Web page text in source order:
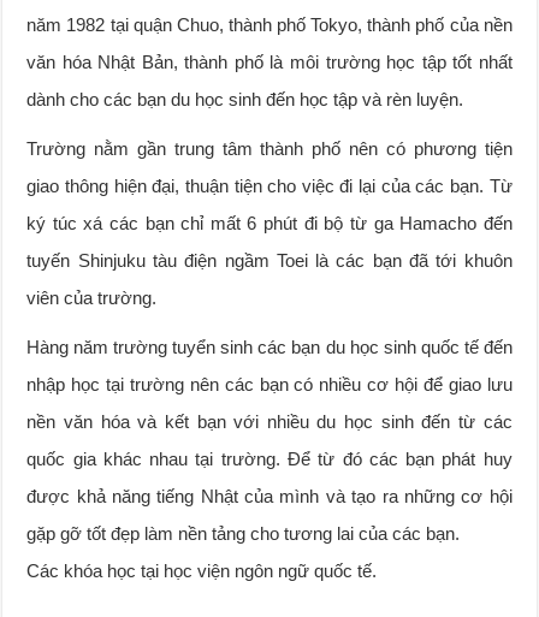
năm 1982 tại quận Chuo, thành phố Tokyo, thành phố của nền
văn hóa Nhật Bản, thành phố là môi trường học tập tốt nhất
dành cho các bạn du học sinh đến học tập và rèn luyện.
Trường nằm gần trung tâm thành phố nên có phương tiện
giao thông hiện đại, thuận tiện cho việc đi lại của các bạn. Từ
ký túc xá các bạn chỉ mất 6 phút đi bộ từ ga Hamacho đến
tuyến Shinjuku tàu điện ngầm Toei là các bạn đã tới khuôn
viên của trường.
Hàng năm trường tuyển sinh các bạn du học sinh quốc tế đến
nhập học tại trường nên các bạn có nhiều cơ hội để giao lưu
nền văn hóa và kết bạn với nhiều du học sinh đến từ các
quốc gia khác nhau tại trường. Để từ đó các bạn phát huy
được khả năng tiếng Nhật của mình và tạo ra những cơ hội
gặp gỡ tốt đẹp làm nền tảng cho tương lai của các bạn.
Các khóa học tại học viện ngôn ngữ quốc tế.